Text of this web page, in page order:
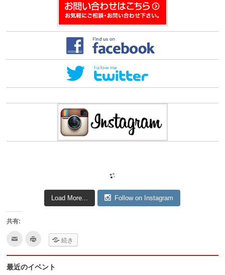
Load More... Follow on Instagram
共有:
ク
し
て
ク
し
て
続き
最近のイベント